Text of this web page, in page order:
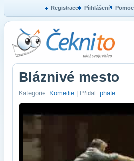
Registrace Přihlášení Pomoc
Bláznivé mesto
Kategorie: Komedie | Přidal: phate